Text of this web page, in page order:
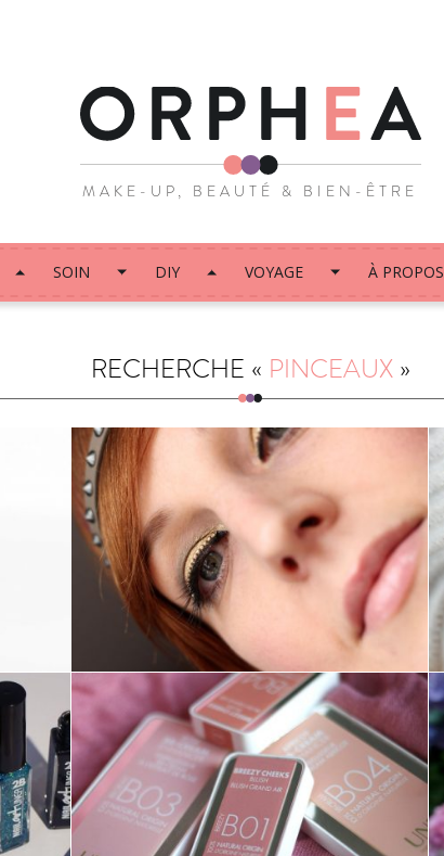
MAKE-UP, BEAUTÉ & BIEN-ÊTRE
SOIN DIY VOYAGE À PROPOS
RECHERCHE « PINCEAUX»
MAKE-UP ///
MAQUILLAGE DE
FÊTES
MAKE-UP ///
EMBELLISSEUR BB-
CREAM & BLUSH
GRAND AIR – UNE